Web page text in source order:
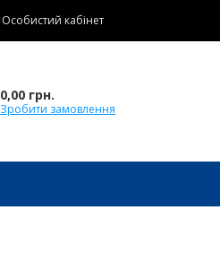
Особистий кабінет
0,00 грн.
Зробити замовлення